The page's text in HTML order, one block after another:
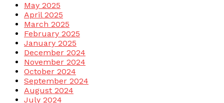
May 2025
April 2025
March 2025
February 2025
January 2025
December 2024
November 2024
October 2024
September 2024
August 2024
July 2024